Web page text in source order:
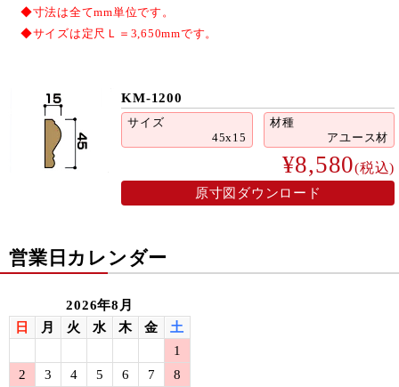
◆寸法は全てmm単位です。
◆サイズは定尺Ｌ＝3,650mmです。
KM-1200
サイズ
45x15
材種
アユース材
¥8,580(税込)
原寸図ダウンロード
営業日カレンダー
2026年8月
日
月 火 水 木 金
土
1
2
3 4 5 6 7 8